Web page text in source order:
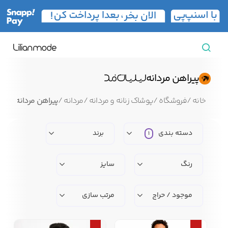
زنانه
جوراب مردانه کت مردانه کاپشن و پافر مردانه
پیراهن مردانه
خانه/فروشگاه/پوشاک زنانه و مردانه/مردانه/پیراهن مردانه
دسته بندی 1 برند
رنگ سایز
موجود / حراج مرتب سازی